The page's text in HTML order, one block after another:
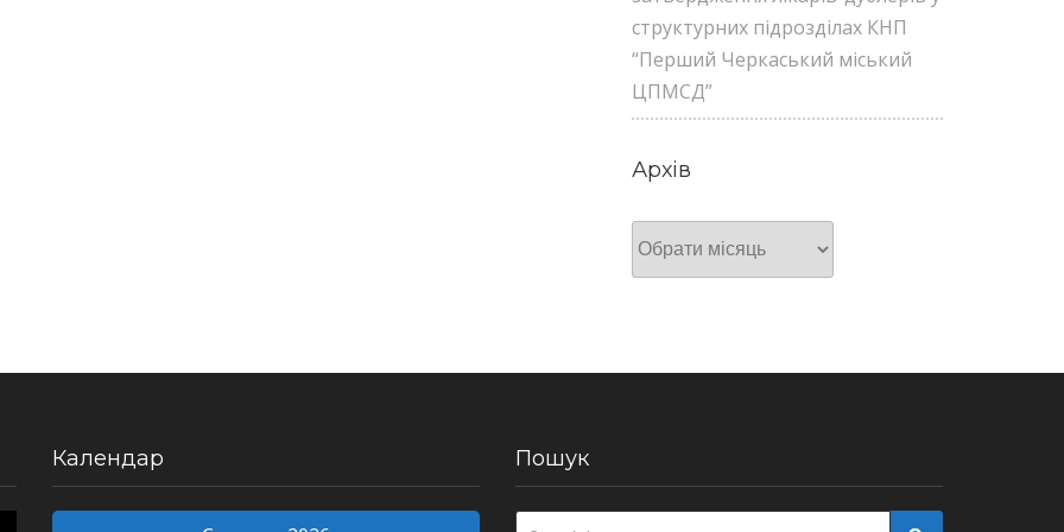
структурних підрозділах КНП
“Перший Черкаський міський
ЦПМСД”
Архів
Архів
Календар Пошук